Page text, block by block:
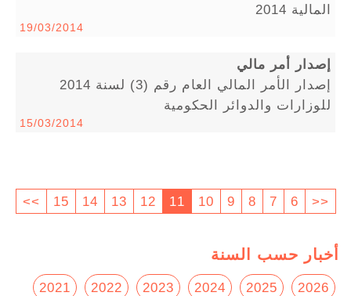
المالية 2014
19/03/2014
إصدار أمر مالي
إصدار الأمر المالي العام رقم (3) لسنة 2014
للوزارات والدوائر الحكومية
15/03/2014
<<
6
7
8
9
10
11
12
13
14
15
>>
أخبار حسب السنة
2026
2025
2024
2023
2022
2021